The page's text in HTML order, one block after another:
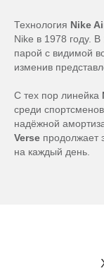
Технология Nike
Nike в 1978 году.
парой с видимой
изменив
С тех пор линейка
среди
надёжной
Verse продолжает
на каждый день.